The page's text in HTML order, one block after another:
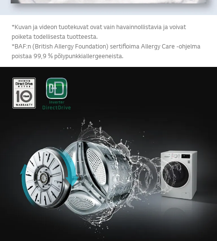
*Kuvan ja videon tuotekuvat ovat vain havainnollistavia ja voivat
poiketa todellisesta tuotteesta.
*BAF:n (British Allergy Foundation) sertifioima Allergy Care -ohjelma
poistaa 99,9 % pölypunkkiallergeeneista.